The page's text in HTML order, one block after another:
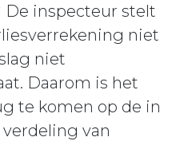
inspecteur stelt
niet
niet
Daarom is het
te komen op de in
van